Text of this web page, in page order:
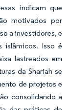
indicam que
motivados por
a investidores, e
islâmicos. Isso é
lastreados em
da Shariah se
de projetos e
consolidando a